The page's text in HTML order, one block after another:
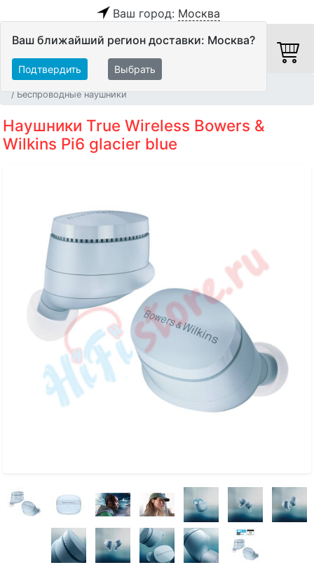
Ваш город: Москва
Ваш ближайший регион доставки: Москва?
Подтвердить Выбрать
Беспроводные наушники
Наушники True Wireless Bowers &
Wilkins Pi6 glacier blue